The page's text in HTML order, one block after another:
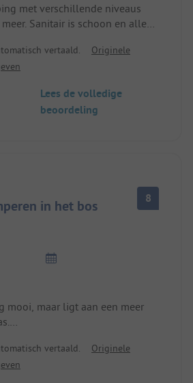
met verschillende niveaus
Sanitair is schoon en alleen
met goed gemarkeerde
vertaald.
Originele
Lees de volledige
beoordeling
in het bos 8
mooi, maar ligt aan een meer
om kano's te huren om het
vertaald.
Originele